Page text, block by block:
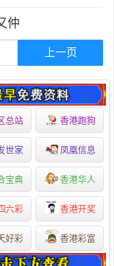
仲
上一页
总站 香港跑狗
世家 凤凰信息
宝典 香港华人
六彩 香港开奖
好彩 香港彩富